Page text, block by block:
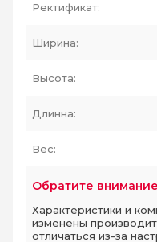
Ректификат:
Ширина:
Высота:
Длинна:
Вес:
Обратите
Характеристики и
изменены
отличаться из-за